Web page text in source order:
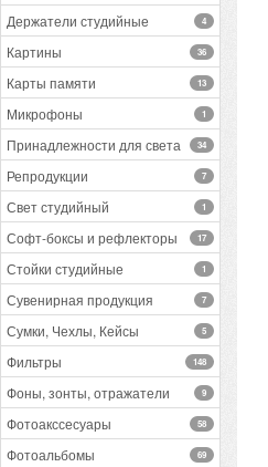
Держатели студийные 4
Картины 36
Карты памяти 13
Микрофоны 1
Принадлежности для света 34
Репродукции 7
Свет студийный 1
Софт-боксы и рефлекторы 17
Стойки студийные 1
Сувенирная продукция 7
Сумки, Чехлы, Кейсы 5
Фильтры 148
Фоны, зонты, отражатели 9
Фотоакссесуары 58
Фотоальбомы 69